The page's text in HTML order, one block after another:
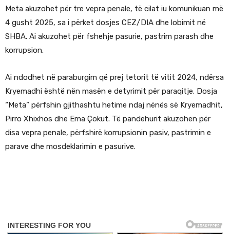
Meta akuzohet për tre vepra penale, të cilat iu komunikuan më
4 gusht 2025, sa i përket dosjes CEZ/DIA dhe lobimit në
SHBA. Ai akuzohet për fshehje pasurie, pastrim parash dhe
korrupsion.
Ai ndodhet në paraburgim që prej tetorit të vitit 2024, ndërsa
Kryemadhi është nën masën e detyrimit për paraqitje. Dosja
“Meta” përfshin gjithashtu hetime ndaj nënës së Kryemadhit,
Pirro Xhixhos dhe Ema Çokut. Të pandehurit akuzohen për
disa vepra penale, përfshirë korrupsionin pasiv, pastrimin e
parave dhe mosdeklarimin e pasurive.